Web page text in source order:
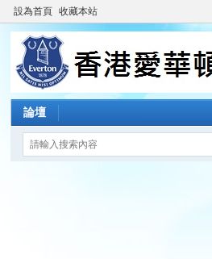
設為首頁 收藏本站
論壇